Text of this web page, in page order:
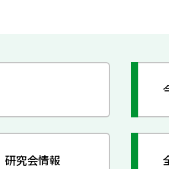
研究会情報